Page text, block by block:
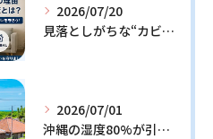
2026/07/20
見落としがちな“カビの温床”を徹底解説！今日からできる予防策とは？
2026/07/01
沖縄の湿度80%が引き起こすカビ問題！効果的な対策3選と発生メカニズム解説